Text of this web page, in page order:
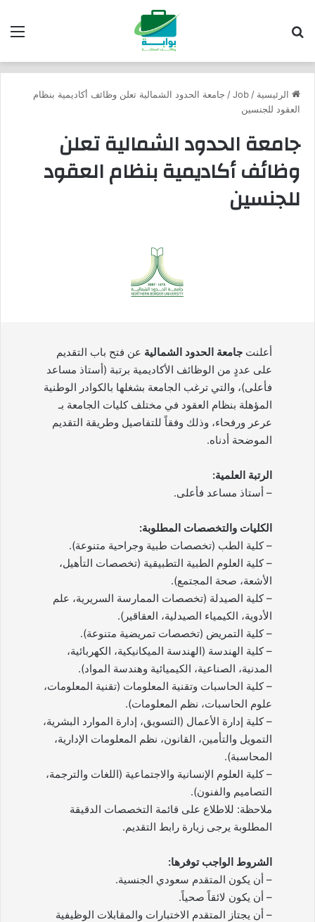
الرئيسية /
Job
/ جامعة الحدود الشمالية تعلن وظائف أكاديمية بنظام
العقود للجنسين
جامعة الحدود الشمالية تعلن
وظائف أكاديمية بنظام العقود
للجنسين
أعلنت جامعة الحدود الشمالية عن فتح باب التقديم
على عددٍ من الوظائف الأكاديمية برتبة (أستاذ مساعد
فأعلى)، والتي ترغب الجامعة بشغلها بالكوادر الوطنية
المؤهلة بنظام العقود في مختلف كليات الجامعة بـ
عرعر ورفحاء، وذلك وفقاً للتفاصيل وطريقة التقديم
الموضحة أدناه.
الرتبة العلمية:
– أستاذ مساعد فأعلى.
الكليات والتخصصات المطلوبة:
– كلية الطب (تخصصات طبية وجراحية متنوعة).
– كلية العلوم الطبية التطبيقية (تخصصات التأهيل،
الأشعة، صحة المجتمع).
– كلية الصيدلة (تخصصات الممارسة السريرية، علم
الأدوية، الكيمياء الصيدلية، العقاقير).
– كلية التمريض (تخصصات تمريضية متنوعة).
– كلية الهندسة (الهندسة الميكانيكية، الكهربائية،
المدنية، الصناعية، الكيميائية وهندسة المواد).
– كلية الحاسبات وتقنية المعلومات (تقنية المعلومات،
علوم الحاسبات، نظم المعلومات).
– كلية إدارة الأعمال (التسويق، إدارة الموارد البشرية،
التمويل والتأمين، القانون، نظم المعلومات الإدارية،
المحاسبة).
– كلية العلوم الإنسانية والاجتماعية (اللغات والترجمة،
التصاميم والفنون).
ملاحظة: للاطلاع على قائمة التخصصات الدقيقة
المطلوبة يرجى زيارة رابط التقديم.
الشروط الواجب توفرها:
– أن يكون المتقدم سعودي الجنسية.
– أن يكون لائقاً صحياً.
– أن يجتاز المتقدم الاختبارات والمقابلات الوظيفية